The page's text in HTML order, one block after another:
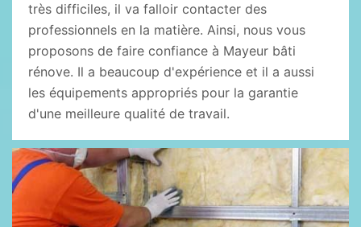
très difficiles, il va falloir contacter des
professionnels en la matière. Ainsi, nous vous
proposons de faire confiance à Mayeur bâti
rénove. Il a beaucoup d'expérience et il a aussi
les équipements appropriés pour la garantie
d'une meilleure qualité de travail.